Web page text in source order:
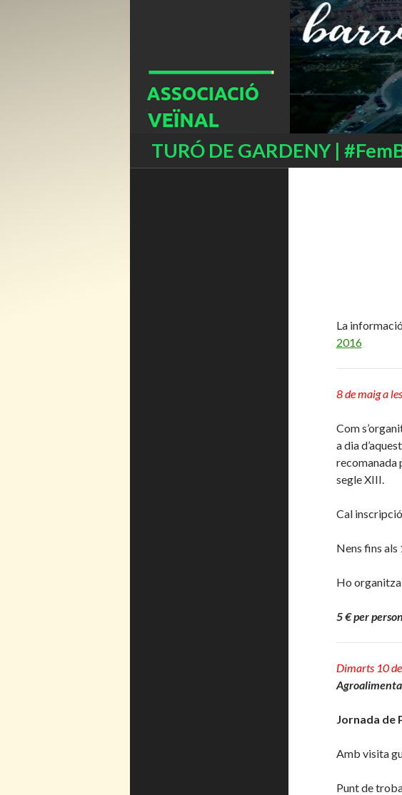
TURÓ DE GARDENY |
Buscar
La
2016
8de maig a
Com
a dia
recomanada
segle XIII.
Cal
Nens fins als
Ho
5 € per
Dimarts 10
Jornada de
Amb visita
Punt de